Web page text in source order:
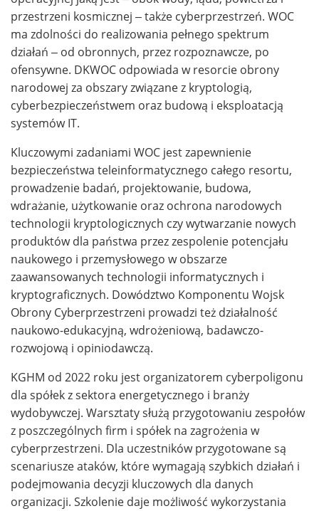
przestrzeni kosmicznej – także cyberprzestrzeń. WOC
ma zdolności do realizowania pełnego spektrum
działań – od obronnych, przez rozpoznawcze, po
ofensywne. DKWOC odpowiada w resorcie obrony
narodowej za obszary związane z kryptologią,
cyberbezpieczeństwem oraz budową i eksploatacją
systemów IT.
Kluczowymi zadaniami WOC jest zapewnienie
bezpieczeństwa teleinformatycznego całego resortu,
prowadzenie badań, projektowanie, budowa,
wdrażanie, użytkowanie oraz ochrona narodowych
technologii kryptologicznych czy wytwarzanie nowych
produktów dla państwa przez zespolenie potencjału
naukowego i przemysłowego w obszarze
zaawansowanych technologii informatycznych i
kryptograficznych. Dowództwo Komponentu Wojsk
Obrony Cyberprzestrzeni prowadzi też działalność
naukowo-edukacyjną, wdrożeniową, badawczo-
rozwojową i opiniodawczą.
KGHM od 2022 roku jest organizatorem cyberpoligonu
dla spółek z sektora energetycznego i branży
wydobywczej. Warsztaty służą przygotowaniu zespołów
z poszczególnych firm i spółek na zagrożenia w
cyberprzestrzeni. Dla uczestników przygotowane są
scenariusze ataków, które wymagają szybkich działań i
podejmowania decyzji kluczowych dla danych
organizacji. Szkolenie daje możliwość wykorzystania